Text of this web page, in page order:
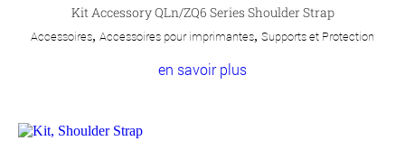
Kit Accessory QLn/ZQ6 Series Shoulder Strap
Accessoires, Accessoires pour imprimantes, Supports et Protection
en savoir plus